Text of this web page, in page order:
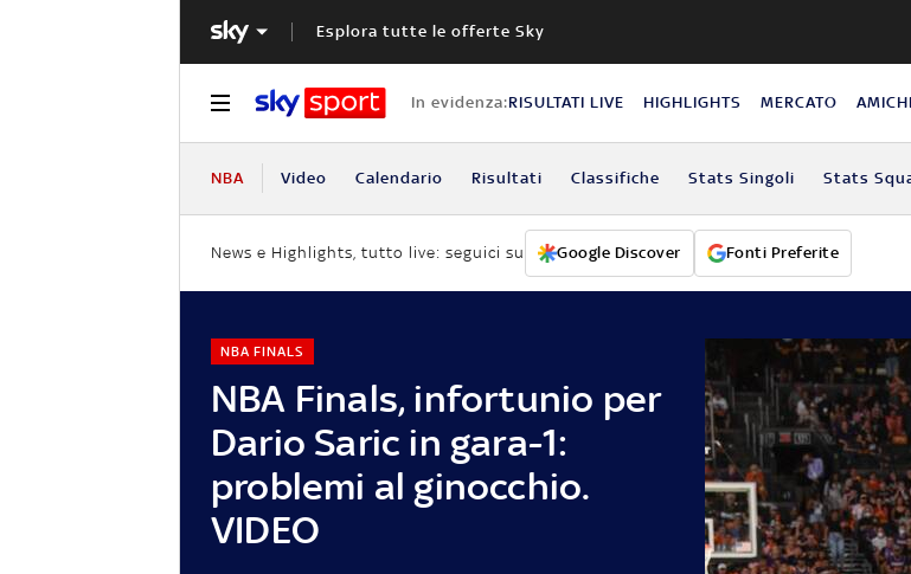
Esplora tutte le offerte Sky
In evidenza:RISULTATI LIVE HIGHLIGHTS MERCATO
NBA Video Calendario Risultati Classifiche Stats Singoli Stats
News e Highlights, tutto live: seguici su Google Discover Fonti Preferite
NBA Finals, infortunio per
Dario Saric in gara-1:
problemi al ginocchio.
VIDEO
NBA FINALS